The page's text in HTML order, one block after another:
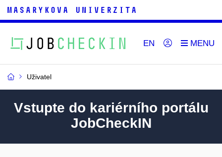
EN
Uživatel
Vstupte do kariérního portálu
JobCheckIN